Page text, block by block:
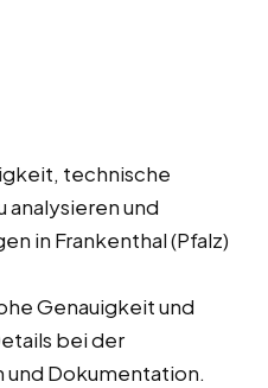
technische
analysieren und
in Frankenthal (Pfalz)
Genauigkeit und
bei der
Dokumentation.